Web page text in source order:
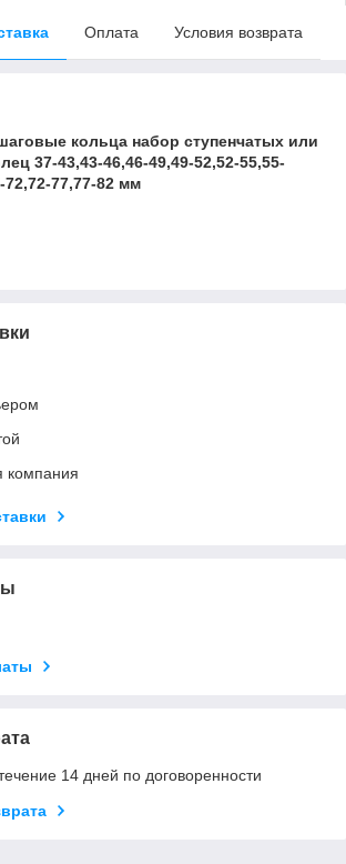
Оплата Условия возврата
кольца набор ступенчатых или
37-43,43-46,46-49,49-52,52-55,55-
72,72-77,77-82 мм
компания
14 дней по договоренности